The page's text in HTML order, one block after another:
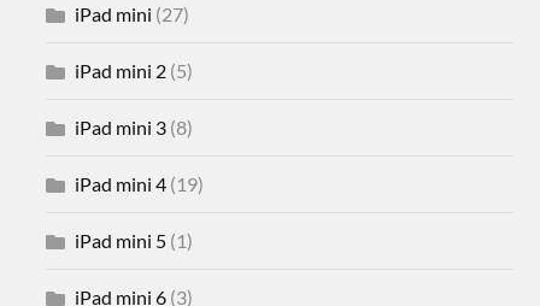
iPad mini (27)
iPad mini 2 (5)
iPad mini 3 (8)
iPad mini 4 (19)
iPad mini 5 (1)
iPad mini 6 (3)